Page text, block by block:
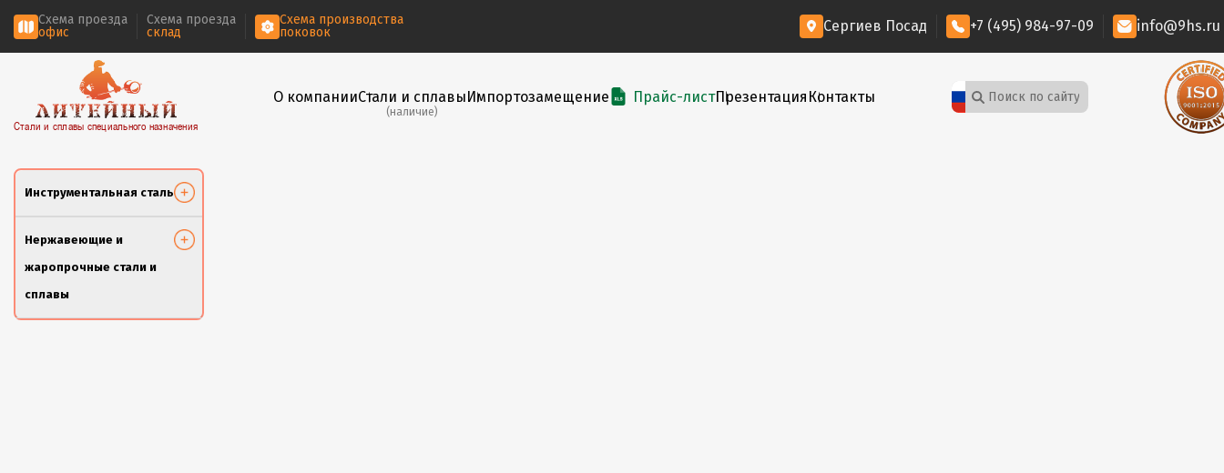
Схема проезда
офис
Схема проезда
склад
Схема производства
поковок
Сергиев Посад +7 (495) 984-97-09 info@9hs.ru
Стали и сплавы специального назначения
О компанииСтали и сплавы
(наличие)
Импортозамещение Прайс-листПрезентация Контакты
Инструментальная сталь
Нержавеющие и
жаропрочные стали и
сплавы